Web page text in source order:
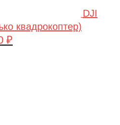
DJI
квадрокоптер)
₽